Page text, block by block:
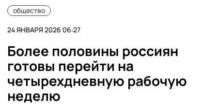
общество
24 ЯНВАРЯ 2026 06:27
Более половины россиян
готовы перейти на
четырехдневную рабочую
неделю